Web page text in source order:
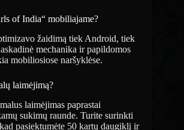
of India“ mobiliajame?
žaidimą tiek Android, tiek
mechanika ir papildomos
mobiliosiose naršyklėse.
laimėjimą?
laimėjimas paprastai
sukimų raunde. Turite surinkti
pasiektumėte 50 kartų daugiklį ir